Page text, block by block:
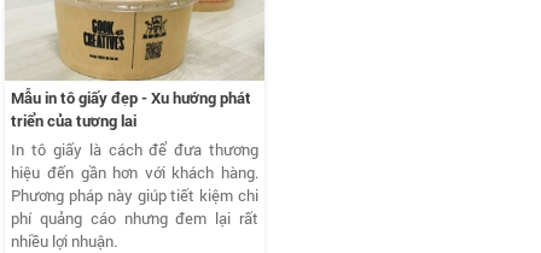
Mẫu in tô giấy đẹp - Xu hướng phát
triển của tương lai
In tô giấy là cách để đưa thương
hiệu đến gần hơn với khách hàng.
Phương pháp này giúp tiết kiệm chi
phí quảng cáo nhưng đem lại rất
nhiều lợi nhuận.